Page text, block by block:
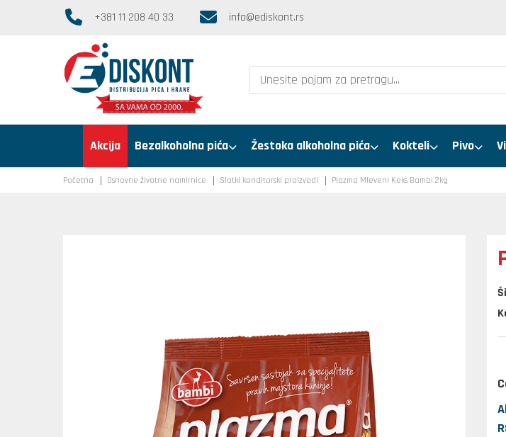
+381 11 208 40 33 info@ediskont.rs
Akcija Bezalkoholna pića Žestoka alkoholna pića Kokteli Pivo
Početna Osnovne životne namirnice Slatki konditorski proizvodi Plazma Mleveni Keks Bambi 2kg